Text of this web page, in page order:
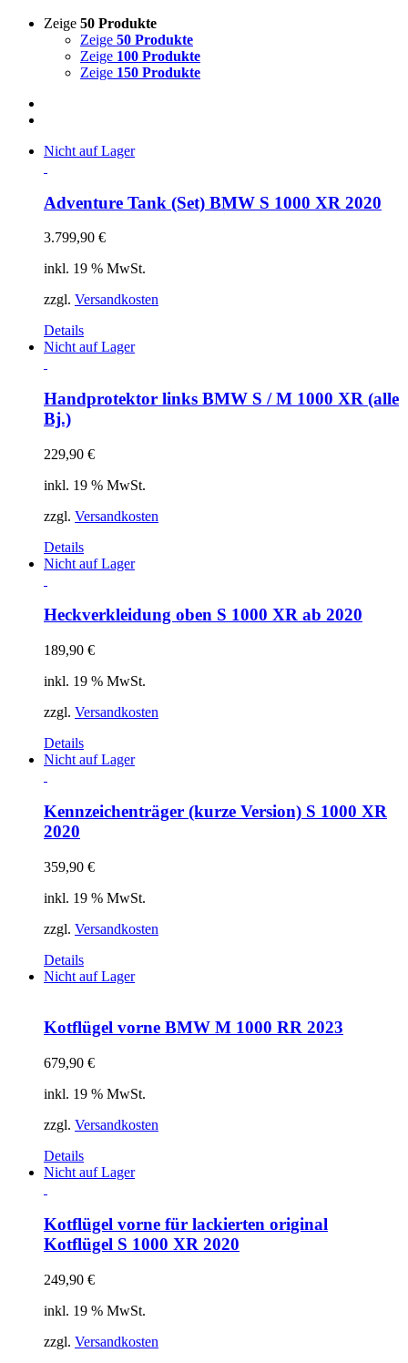
Zeige 50 Produkte
Zeige 50 Produkte
Zeige 100 Produkte
Zeige 150 Produkte
Nicht auf Lager
Adventure Tank (Set) BMW S 1000 XR 2020
3.799,90 €
inkl. 19 % MwSt.
zzgl. Versandkosten
Details
Nicht auf Lager
Handprotektor links BMW S / M 1000 XR (alle
Bj.)
229,90 €
inkl. 19 % MwSt.
zzgl. Versandkosten
Details
Nicht auf Lager
Heckverkleidung oben S 1000 XR ab 2020
189,90 €
inkl. 19 % MwSt.
zzgl. Versandkosten
Details
Nicht auf Lager
Kennzeichenträger (kurze Version) S 1000 XR
2020
359,90 €
inkl. 19 % MwSt.
zzgl. Versandkosten
Details
Nicht auf Lager
Kotflügel vorne BMW M 1000 RR 2023
679,90 €
inkl. 19 % MwSt.
zzgl. Versandkosten
Details
Nicht auf Lager
Kotflügel vorne für lackierten original
Kotflügel S 1000 XR 2020
249,90 €
inkl. 19 % MwSt.
zzgl. Versandkosten